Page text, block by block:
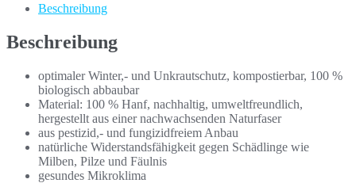
Beschreibung
Beschreibung
optimaler Winter,- und Unkrautschutz, kompostierbar, 100 %
biologisch abbaubar
Material: 100 % Hanf, nachhaltig, umweltfreundlich,
hergestellt aus einer nachwachsenden Naturfaser
aus pestizid,- und fungizidfreiem Anbau
natürliche Widerstandsfähigkeit gegen Schädlinge wie
Milben, Pilze und Fäulnis
gesundes Mikroklima